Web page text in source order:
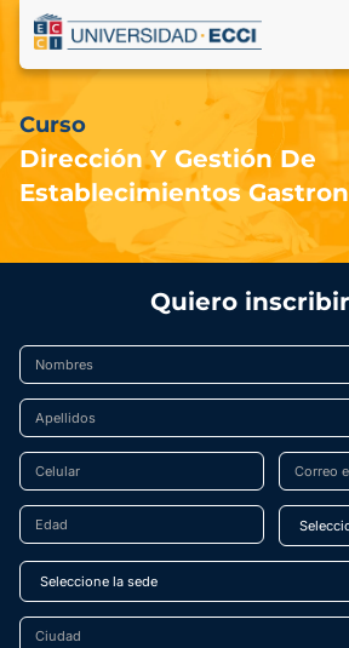
Curso
Dirección Y Gestión De
Establecimientos
Quiero